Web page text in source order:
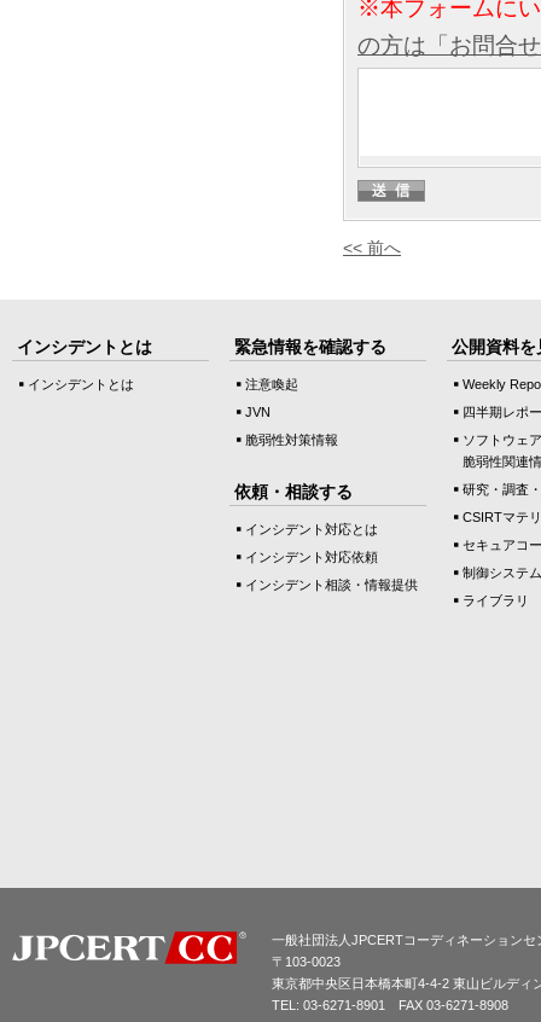
※本フォームに
の方は「お問合
<< 前へ
インシデントとは
インシデントとは
緊急情報を確認する
注意喚起
JVN
脆弱性対策情報
依頼・相談する
インシデント対応とは
インシデント対応依頼
インシデント相談・情報提供
公開資料を
Weekly
四半期レポ
ソフトウェ
脆弱性関連
研究・調査
CSIRTマテ
セキュアコ
制御システ
ライブラリ
一般社団法人JPCERTコーディネーションセ
〒103-0023
東京都中央区日本橋本町4-4-2 東山ビルディ
TEL: 03-6271-8901 FAX 03-6271-8908